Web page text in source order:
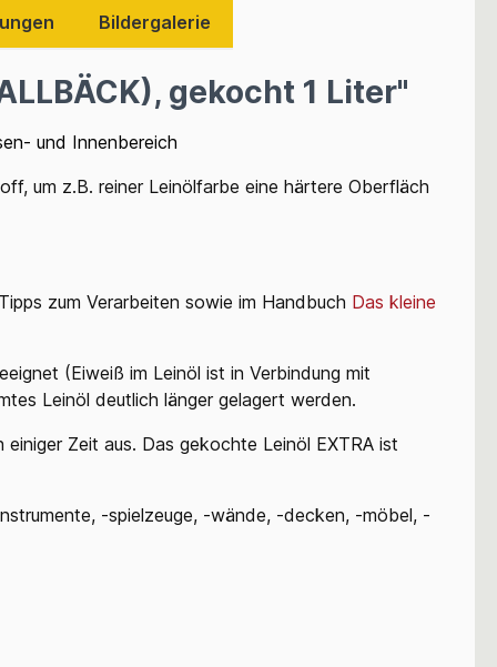
Bildergalerie
gekocht 1 Liter"
und Innenbereich
um z.B. reiner Leinölfarbe eine härtere Oberfläch
zum Verarbeiten sowie im Handbuch Das kleine
(Eiweiß im Leinöl ist in Verbindung mit
Leinöl deutlich länger gelagert werden.
Zeit aus. Das gekochte Leinöl EXTRA ist
-spielzeuge, -wände, -decken, -möbel, -